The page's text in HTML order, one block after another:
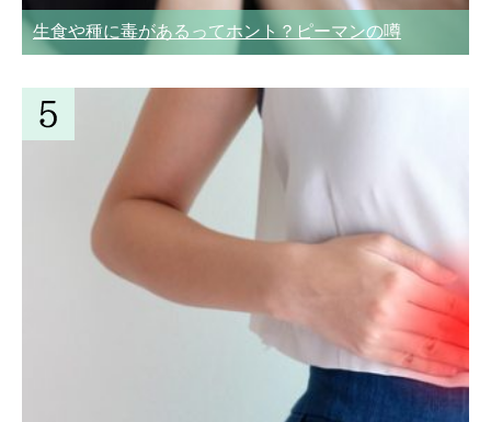
生食や種に毒があるってホント？ピーマンの噂